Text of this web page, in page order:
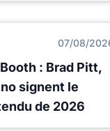
07/08/
: Brad Pitt,
signent le
de 2026